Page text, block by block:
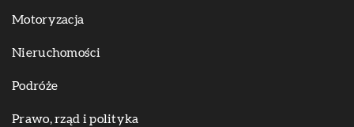
Motoryzacja
Nieruchomości
Podróże
Prawo, rząd i polityka